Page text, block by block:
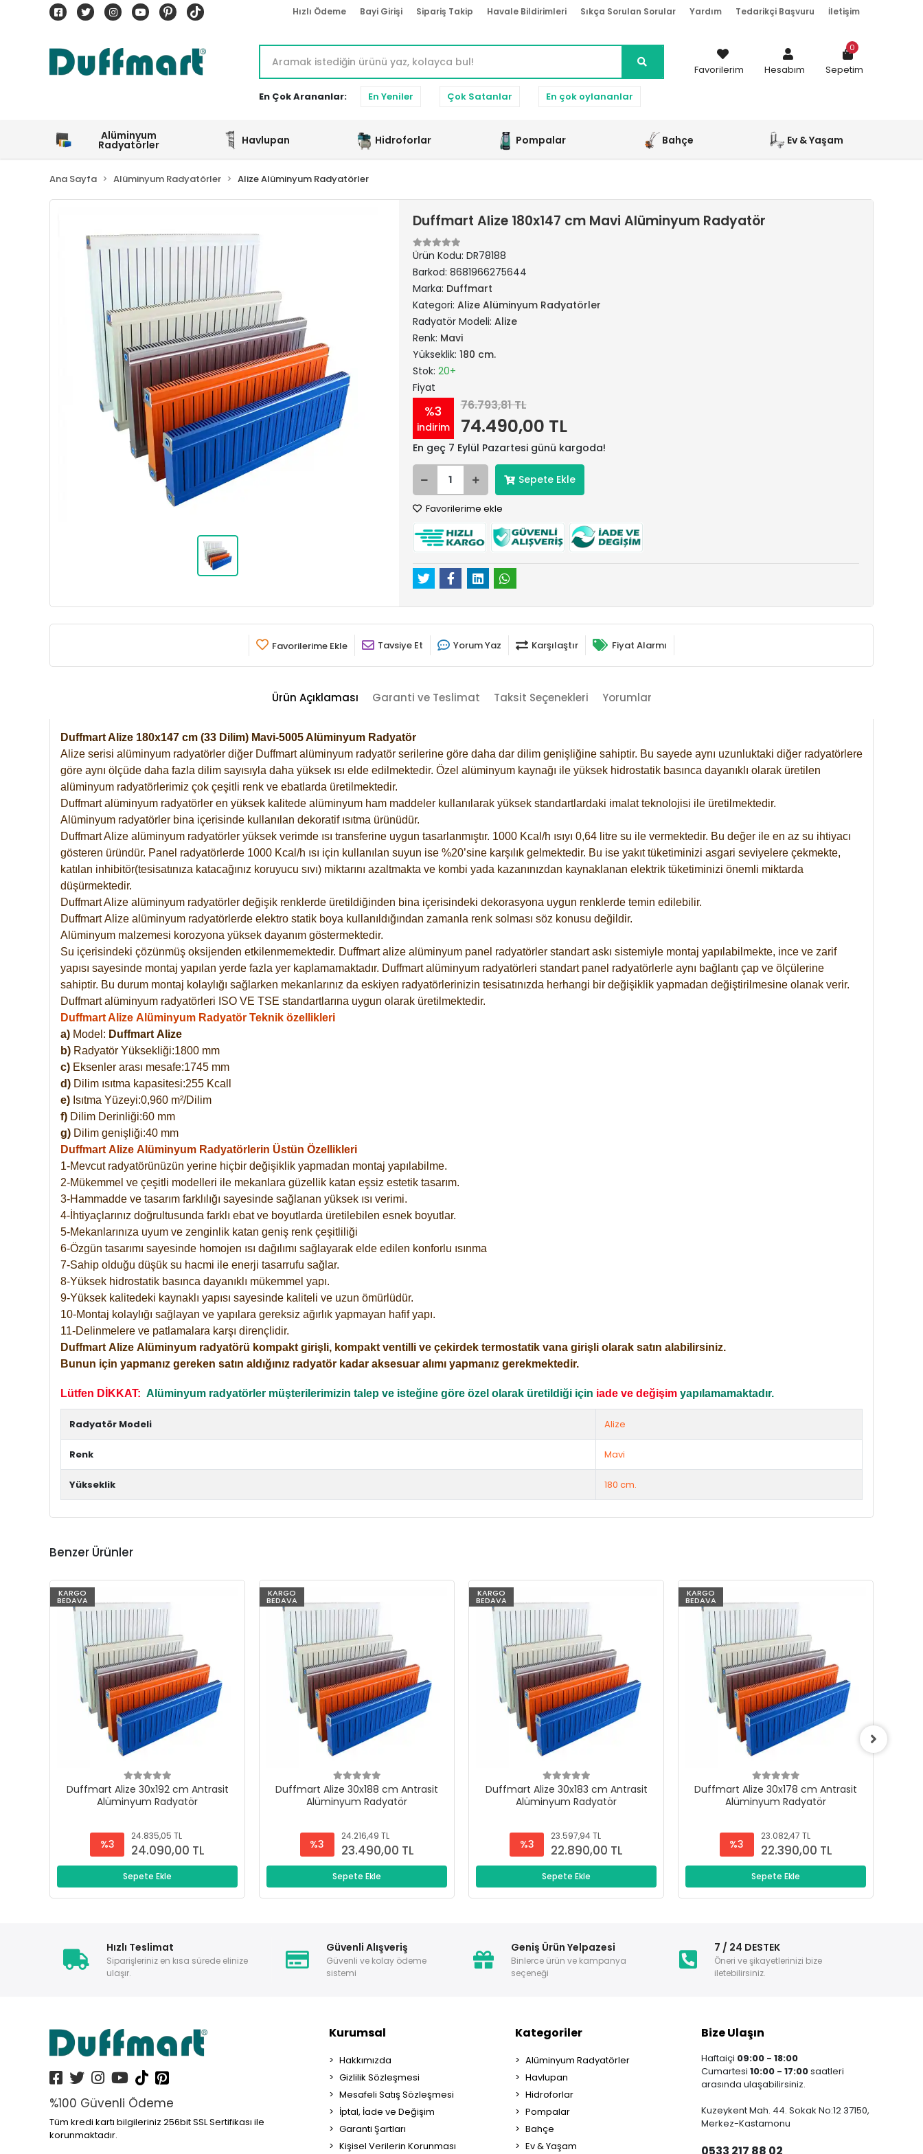
Hızlı Ödeme Bayi Girişi Sipariş Takip Havale Bildirimleri Sıkça Sorulan Sorular Yardım Tedarikçi Başvuru İletişim
En Çok Arananlar: En Yeniler Çok Satanlar En çok oylananlar
Favorilerim Hesabım Sepetim
0
Alüminyum
Radyatörler Havlupan Hidroforlar Pompalar Bahçe Ev & Yaşam
Ana Sayfa Alüminyum Radyatörler Alize Alüminyum Radyatörler
Duffmart Alize 180x147 cm Mavi Alüminyum Radyatör
Ürün Kodu: DR78188
Barkod: 8681966275644
Marka: Duffmart
Kategori: Alize Alüminyum Radyatörler
Radyatör Modeli: Alize
Renk: Mavi
Yükseklik: 180 cm.
Stok: 20+
Fiyat
%3
indirim
76.793,81 TL
74.490,00 TL
En geç 7 Eylül Pazartesi günü kargoda!
Sepete Ekle
Favorilerime ekle
Favorilerime Ekle Tavsiye Et Yorum Yaz Karşılaştır Fiyat Alarmı
Ürün Açıklaması Garanti ve Teslimat Taksit Seçenekleri Yorumlar
Duffmart Alize 180x147 cm (33 Dilim) Mavi-5005 Alüminyum Radyatör
Alize serisi alüminyum radyatörler diğer Duffmart alüminyum radyatör serilerine göre daha dar dilim genişliğine sahiptir. Bu sayede aynı uzunluktaki diğer radyatörlere
göre aynı ölçüde daha fazla dilim sayısıyla daha yüksek ısı elde edilmektedir. Özel alüminyum kaynağı ile yüksek hidrostatik basınca dayanıklı olarak üretilen
alüminyum radyatörlerimiz çok çeşitli renk ve ebatlarda üretilmektedir.
Duffmart alüminyum radyatörler en yüksek kalitede alüminyum ham maddeler kullanılarak yüksek standartlardaki imalat teknolojisi ile üretilmektedir.
Alüminyum radyatörler bina içerisinde kullanılan dekoratif ısıtma ürünüdür.
Duffmart Alize alüminyum radyatörler yüksek verimde ısı transferine uygun tasarlanmıştır. 1000 Kcal/h ısıyı 0,64 litre su ile vermektedir. Bu değer ile en az su ihtiyacı
gösteren üründür. Panel radyatörlerde 1000 Kcal/h ısı için kullanılan suyun ise %20’sine karşılık gelmektedir. Bu ise yakıt tüketiminizi asgari seviyelere çekmekte,
katılan inhibitör(tesisatınıza katacağınız koruyucu sıvı) miktarını azaltmakta ve kombi yada kazanınızdan kaynaklanan elektrik tüketiminizi önemli miktarda
düşürmektedir.
Duffmart Alize alüminyum radyatörler değişik renklerde üretildiğinden bina içerisindeki dekorasyona uygun renklerde temin edilebilir.
DuffmartAlize alüminyum radyatörlerde elektro statik boya kullanıldığından zamanla renk solması söz konusu değildir.
Alüminyum malzemesi korozyona yüksek dayanım göstermektedir.
Su içerisindeki çözünmüş oksijenden etkilenmemektedir. Duffmart alize alüminyum panel radyatörler standart askı sistemiyle montaj yapılabilmekte, ince ve zarif
yapısı sayesinde montaj yapılan yerde fazla yer kaplamamaktadır. Duffmart alüminyum radyatörleri standart panel radyatörlerle aynı bağlantı çap ve ölçülerine
sahiptir. Bu durum montaj kolaylığı sağlarken mekanlarınız da eskiyen radyatörlerinizin tesisatınızda herhangi bir değişiklik yapmadan değiştirilmesine olanak verir.
Duffmart alüminyum radyatörleri ISO VE TSE standartlarına uygun olarak üretilmektedir.
Duffmart Alize Alüminyum Radyatör Teknik özellikleri
a) Model: Duffmart Alize
b) Radyatör Yüksekliği:1800 mm
c) Eksenler arası mesafe:1745 mm
d) Dilim ısıtma kapasitesi:255 Kcall
e) Isıtma Yüzeyi:0,960 m²/Dilim
f) Dilim Derinliği:60 mm
g) Dilim genişliği:40 mm
Duffmart Alize Alüminyum Radyatörlerin Üstün Özellikleri
1-Mevcut radyatörünüzün yerine hiçbir değişiklik yapmadan montaj yapılabilme.
2-Mükemmel ve çeşitli modelleri ile mekanlara güzellik katan eşsiz estetik tasarım.
3-Hammadde ve tasarım farklılığı sayesinde sağlanan yüksek ısı verimi.
4-İhtiyaçlarınız doğrultusunda farklı ebat ve boyutlarda üretilebilen esnek boyutlar.
5-Mekanlarınıza uyum ve zenginlik katan geniş renk çeşitliliği
6-Özgün tasarımı sayesinde homojen ısı dağılımı sağlayarak elde edilen konforlu ısınma
7-Sahip olduğu düşük su hacmi ile enerji tasarrufu sağlar.
8-Yüksek hidrostatik basınca dayanıklı mükemmel yapı.
9-Yüksek kalitedeki kaynaklı yapısı sayesinde kaliteli ve uzun ömürlüdür.
10-Montaj kolaylığı sağlayan ve yapılara gereksiz ağırlık yapmayan hafif yapı.
11-Delinmelere ve patlamalara karşı dirençlidir.
Duffmart Alize Alüminyum radyatörü kompakt girişli, kompakt ventilli ve çekirdek termostatik vana girişli olarak satın alabilirsiniz.
Bunun için yapmanız gereken satın aldığınız radyatör kadar aksesuar alımı yapmanız gerekmektedir.
Lütfen DİKKAT: Alüminyum radyatörler müşterilerimizin talep ve isteğine göre özel olarak üretildiği için iade ve değişim yapılamamaktadır.
Radyatör Modeli Alize
Renk Mavi
Yükseklik 180 cm.
Benzer Ürünler
KARGO
BEDAVA
Duffmart Alize 30x192 cm Antrasit
Alüminyum Radyatör
%3
24.835,05 TL
24.090,00 TL
Sepete Ekle
KARGO
BEDAVA
Duffmart Alize 30x188 cm Antrasit
Alüminyum Radyatör
%3
24.216,49 TL
23.490,00 TL
Sepete Ekle
KARGO
BEDAVA
Duffmart Alize 30x183 cm Antrasit
Alüminyum Radyatör
%3
23.597,94 TL
22.890,00 TL
Sepete Ekle
KARGO
BEDAVA
Duffmart Alize 30x178 cm Antrasit
Alüminyum Radyatör
%3
23.082,47 TL
22.390,00 TL
Sepete Ekle
Hızlı Teslimat
Siparişleriniz en kısa sürede elinize
ulaşır.
Güvenli Alışveriş
Güvenli ve kolay ödeme
sistemi
Geniş Ürün Yelpazesi
Binlerce ürün ve kampanya
seçeneği
7 / 24 DESTEK
Öneri ve şikayetlerinizi bize
iletebilirsiniz.
%100 Güvenli Ödeme
Tüm kredi kartı bilgileriniz 256bit SSL Sertifikası ile
korunmaktadır.
Kurumsal
Hakkımızda
Gizlilik Sözleşmesi
Mesafeli Satış Sözleşmesi
İptal, İade ve Değişim
Garanti Şartları
Kişisel Verilerin Korunması
Kategoriler
Alüminyum Radyatörler
Havlupan
Hidroforlar
Pompalar
Bahçe
Ev & Yaşam
Bize Ulaşın
Haftaiçi 09:00 - 18:00
Cumartesi 10:00 - 17:00saatleri
arasında ulaşabilirsiniz.
Kuzeykent Mah. 44. Sokak No:12 37150,
Merkez-Kastamonu